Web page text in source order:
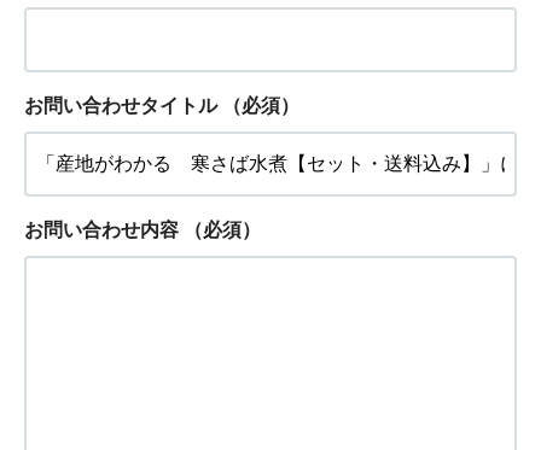
お問い合わせタイトル （必須）
お問い合わせ内容 （必須）